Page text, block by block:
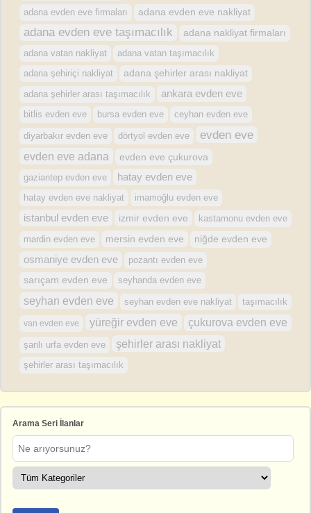
adana evden eve firmaları adana evden eve nakliyat
adana evden eve taşımacılık
adana nakliyat firmaları
adana vatan nakliyat
adana vatan taşımacılık
adana şehiriçi nakliyat adana şehirler arası nakliyat
adana şehirler arası taşımacılık ankara evden eve
bitlis evden eve bursa evden eve ceyhan evden eve
diyarbakır evden eve dörtyol evden eve evden eve
evden eve adana evden eve çukurova
gaziantep evden eve hatay evden eve
hatay evden eve nakliyat imamoğlu evden eve
istanbul evden eve izmir evden eve
kastamonu evden eve
mardin evden eve
mersin evden eve niğde evden eve
osmaniye evden eve pozantı evden eve
sarıçam evden eve seyhanda evden eve
seyhan evden eve seyhan evden eve nakliyat taşımacılık
van evden eve yüreğir evden eve çukurova evden eve
şanlı urfa evden eve şehirler arası nakliyat
şehirler arası taşımacılık
Arama Seri İlanlar